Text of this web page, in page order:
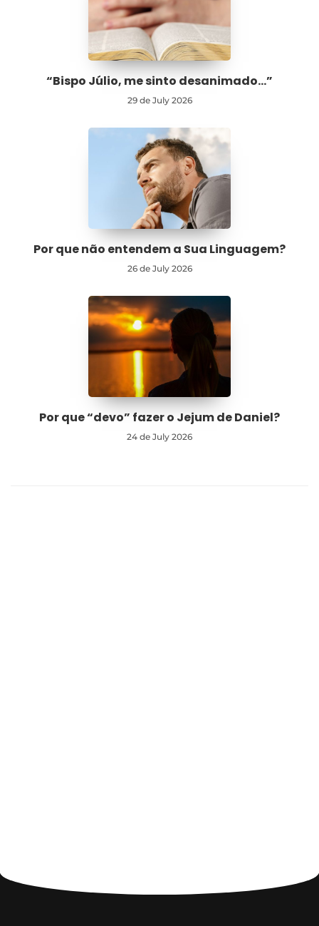
“Bispo Júlio, me sinto desanimado…”
29 de July 2026
Por que não entendem a Sua Linguagem?
26 de July 2026
Por que “devo” fazer o Jejum de Daniel?
24 de July 2026